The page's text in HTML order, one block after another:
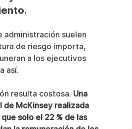
administración suelen
de riesgo importa,
a los ejecutivos
así.
resulta costosa. Una
de McKinsey realizada
solo el 22 % de las